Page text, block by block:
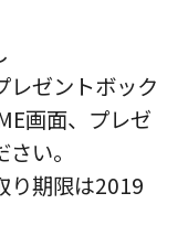
レゼントボック
画面、プレゼ
い。
り期限は2019